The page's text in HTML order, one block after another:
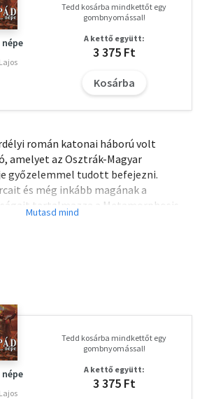
Tedd kosárba mindkettőt egy
gombnyomással!
A kettő együtt:
3 375 Ft
Kosárba
román katonai háború volt
amelyet az Osztrák-Magyar
győzelemmel tudott befejezni.
és még inkább magának a
tartalmazza a Metamorphosis
harmadik darabja a közvetlen
Tedd kosárba mindkettőt egy
gombnyomással!
A kettő együtt:
3 375 Ft